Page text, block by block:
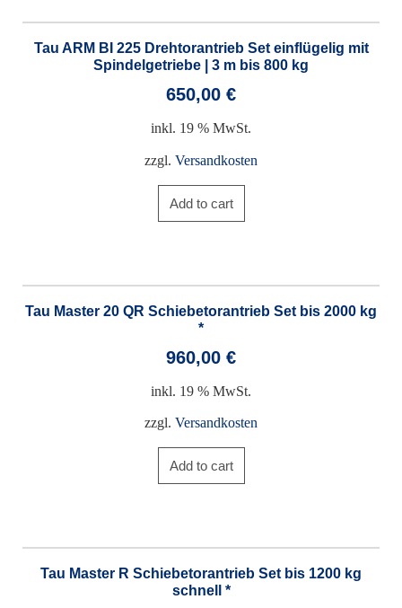
Tau ARM BI 225 Drehtorantrieb Set einflügelig mit
Spindelgetriebe | 3 m bis 800 kg
650,00 €
inkl. 19 % MwSt.
zzgl. Versandkosten
Add to cart
Tau Master 20 QR Schiebetorantrieb Set bis 2000 kg
*
960,00 €
inkl. 19 % MwSt.
zzgl. Versandkosten
Add to cart
Tau Master R Schiebetorantrieb Set bis 1200 kg
schnell *